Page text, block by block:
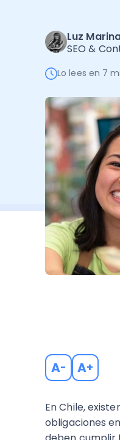
Ver todo
Ver Todo
Luz
SEO &
Lo lees en 7
A- A+
En Chile,
obligaciones